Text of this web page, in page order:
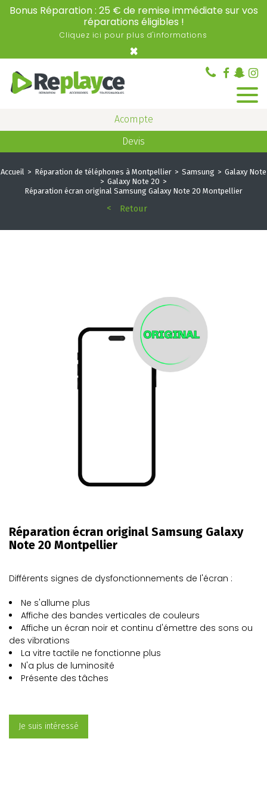
Bonus Réparation : 25 € de remise immédiate sur vos
réparations éligibles !
Cliquez ici pour plus d'informations
×
Acompte
Devis
Accueil Réparation de téléphones à Montpellier Samsung
Galaxy Note
Galaxy Note 20
Réparation écran original Samsung Galaxy Note 20 Montpellier
Retour
Réparation écran original Samsung Galaxy
Note 20 Montpellier
Différents signes de dysfonctionnements de l'écran :
Ne s'allume plus
Affiche des bandes verticales de couleurs
Affiche un écran noir et continu d'émettre des sons ou
des vibrations
La vitre tactile ne fonctionne plus
N'a plus de luminosité
Présente des tâches
Je suis intéressé